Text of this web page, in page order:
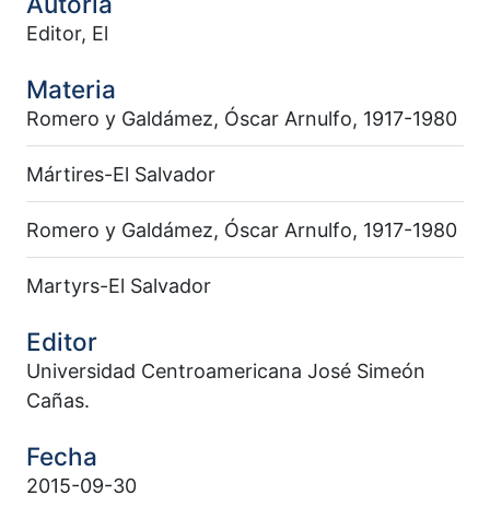
Editor, El
Materia
Romero y Galdámez, Óscar Arnulfo, 1917-1980
Mártires-El Salvador
Romero y Galdámez, Óscar Arnulfo, 1917-1980
Martyrs-El Salvador
Editor
Universidad Centroamericana José Simeón
Cañas.
Fecha
2015-09-30